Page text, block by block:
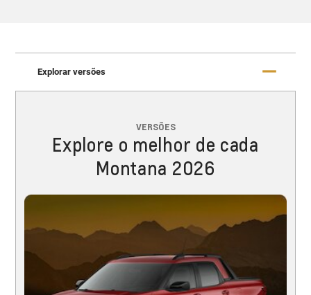
Explorar versões
VERSÕES
Explore o melhor de cada
Montana 2026